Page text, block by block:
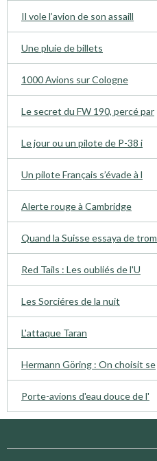
Il vole l’avion de son assaill
Une pluie de billets
1000 Avions sur Cologne
Le secret du FW 190, percé par
Le jour ou un pilote de P-38 i
Un pilote Français s’évade à l
Alerte rouge à Cambridge
Quand la Suisse essaya de trom
Red Tails : Les oubliés de l'U
Les Sorciéres de la nuit
L'attaque Taran
Hermann Göring : On choisit se
Porte-avions d'eau douce de l'